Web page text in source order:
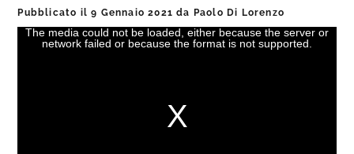
Pubblicato il9 Gennaio 2021 da Paolo Di Lorenzo
The media could not be loaded, either because the server or
network failed or because the format is not supported.